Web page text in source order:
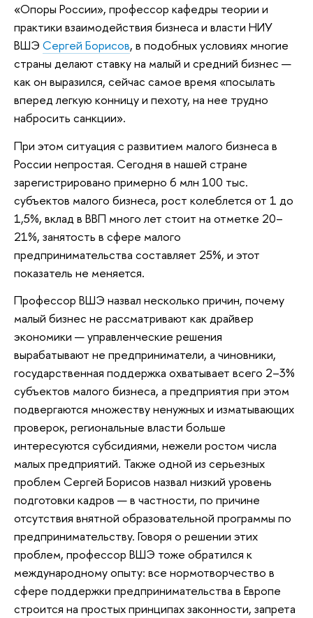
«Опоры России», профессор кафедры теории и
практики взаимодействия бизнеса и власти НИУ
ВШЭ Сергей Борисов, в подобных условиях многие
страны делают ставку на малый и средний бизнес —
как он выразился, сейчас самое время «посылать
вперед легкую конницу и пехоту, на нее трудно
набросить санкции».
При этом ситуация с развитием малого бизнеса в
России непростая. Сегодня в нашей стране
зарегистрировано примерно 6 млн 100 тыс.
субъектов малого бизнеса, рост колеблется от 1 до
1,5%, вклад в ВВП много лет стоит на отметке 20–
21%, занятость в сфере малого
предпринимательства составляет 25%, и этот
показатель не меняется.
Профессор ВШЭ назвал несколько причин, почему
малый бизнес не рассматривают как драйвер
экономики — управленческие решения
вырабатывают не предприниматели, а чиновники,
государственная поддержка охватывает всего 2–3%
субъектов малого бизнеса, а предприятия при этом
подвергаются множеству ненужных и изматывающих
проверок, региональные власти больше
интересуются субсидиями, нежели ростом числа
малых предприятий. Также одной из серьезных
проблем Сергей Борисов назвал низкий уровень
подготовки кадров — в частности, по причине
отсутствия внятной образовательной программы по
предпринимательству. Говоря о решении этих
проблем, профессор ВШЭ тоже обратился к
международному опыту: все нормотворчество в
сфере поддержки предпринимательства в Европе
строится на простых принципах законности, запрета